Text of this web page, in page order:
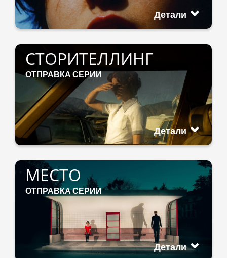
Детали
СТОРИТЕЛЛИНГ
ОТПРАВКА СЕРИИ
Детали
МЕСТО
ОТПРАВКА СЕРИИ
Детали